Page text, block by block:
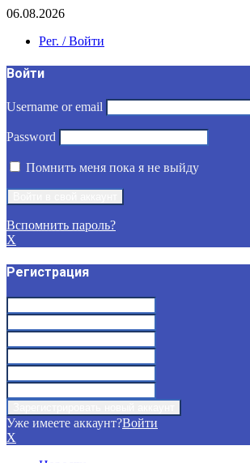
06.08.2026
Рег. / Войти
Войти
Username or email
Password
Помнить меня пока я не выйду
Вспомнить пароль?
X
Регистрация
Уже имеете аккаунт?Войти
X